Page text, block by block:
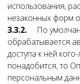
использования,
незаконных форм
3.3.2. По
обрабатывается
доступа к ней
понадобится, то
персональным